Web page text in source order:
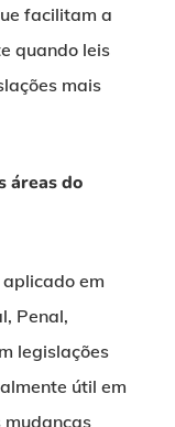
facilitam a
quando leis
mais
áreas do
aplicado em
Penal,
legislações
útil em